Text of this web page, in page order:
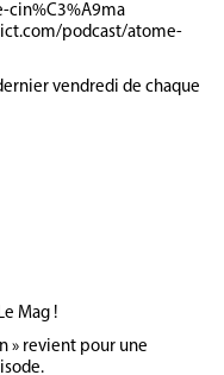
cin%C3%A9ma
podcast/atome-
vendredi de chaque
Mag !
» revient pour une